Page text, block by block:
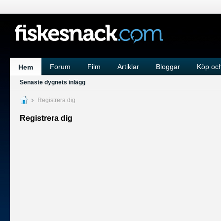
Hem Forum Film Artiklar Bloggar Köp
Senaste dygnets inlägg
Registrera dig
Registrera dig